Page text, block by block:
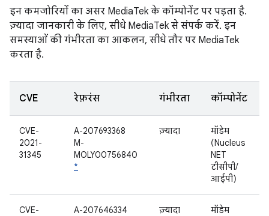
इन कमजोरियों का असर MediaTek के कॉम्पोनेंट पर पड़ता है.
ज़्यादा जानकारी के लिए, सीधे MediaTek से संपर्क करें. इन
समस्याओं की गंभीरता का आकलन, सीधे तौर पर MediaTek
करता है.
CVE रेफ़रंस गंभीरता कॉम्पोनेंट
CVE-
2021-
31345
A-207693368
M-
MOLY00756840
*
ज़्यादा
मॉडेम
(Nucleus
NET
टीसीपी/
आईपी)
CVE-
A-207646334
ज़्यादा
मॉडेम